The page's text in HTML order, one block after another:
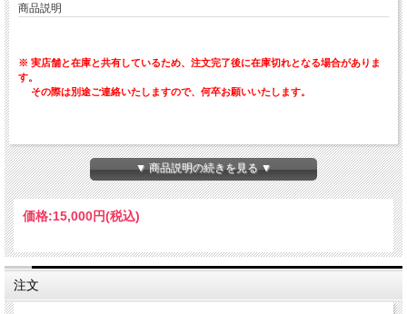
商品説明
※ 実店舗と在庫と共有しているため、注文完了後に在庫切れとなる場合がありま
す。
その際は別途ご連絡いたしますので、何卒お願いいたします。
網走の前浜で早朝、網おこしされた秋鮭から取り出された
良質の「いくら」を当社特製の醤油に漬込みました。
そのまま熱いご飯にのせれば「いくら丼」のできあがり！
ホタテやカニなどをのせて、ちょっぴり贅沢な「海鮮丼」にも♪
たっぷりと当店自慢のいくらの旨みをお楽しみください！
【注意！】
▼ 商品説明の続きを見る ▼
価格:15,000円(税込)
注文